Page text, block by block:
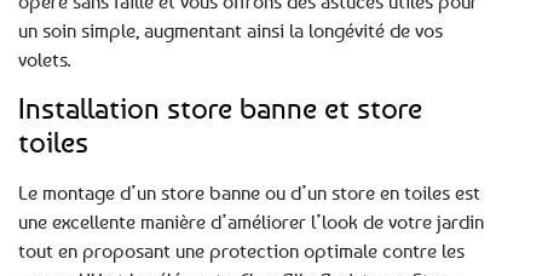
un soin simple, augmentant ainsi la longévité de vos
volets.
Installation store banne et store
toiles
Le montage d’un store banne ou d’un store en toiles est
une excellente manière d’améliorer l’look de votre jardin
tout en proposant une protection optimale contre les